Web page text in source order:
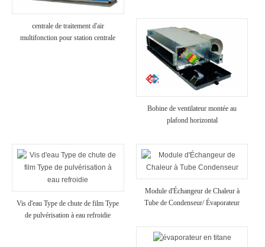
centrale de traitement d'air
multifonction pour station centrale
Bobine de ventilateur montée au
plafond horizontal
Vis d'eau Type de chute de film Type
de pulvérisation à eau refroidie
Module d'Échangeur de Chaleur à
Tube de Condenseur/ Évaporateur
Refroidisseurs pour l'Industrie
Chimique Utilisation